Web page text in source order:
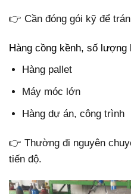
👉 Cần đóng gói kỹ để
Hàng cồng kềnh, số lượng
Hàng pallet
Máy móc lớn
Hàng dự án, công trình
👉 Thường đi nguyên
tiến độ.